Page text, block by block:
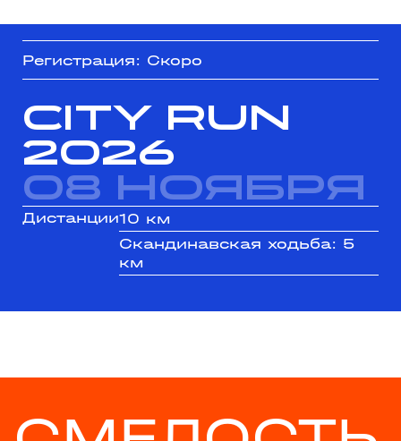
Регистрация: Скоро
CITY RUN
2026
08 ноября
Дистанции10 км
Скандинавская ходьба: 5
км